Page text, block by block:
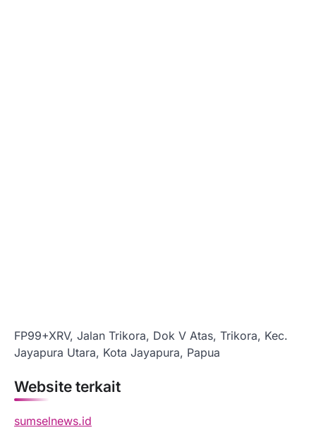
FP99+XRV, Jalan Trikora, Dok V Atas, Trikora, Kec.
Jayapura Utara, Kota Jayapura, Papua
Website terkait
sumselnews.id